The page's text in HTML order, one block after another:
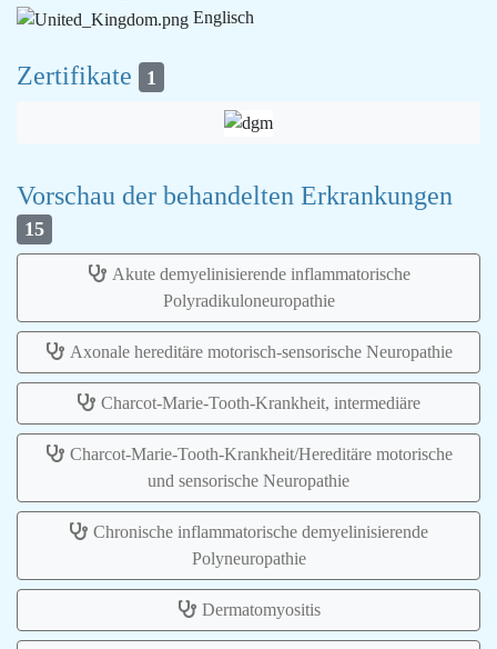
Englisch
Zertifikate 1
Vorschau der behandelten Erkrankungen
15
Akute demyelinisierende inflammatorische
Polyradikuloneuropathie
Axonale hereditäre motorisch-sensorische Neuropathie
Charcot-Marie-Tooth-Krankheit, intermediäre
Charcot-Marie-Tooth-Krankheit/Hereditäre motorische
und sensorische Neuropathie
Chronische inflammatorische demyelinisierende
Polyneuropathie
Dermatomyositis